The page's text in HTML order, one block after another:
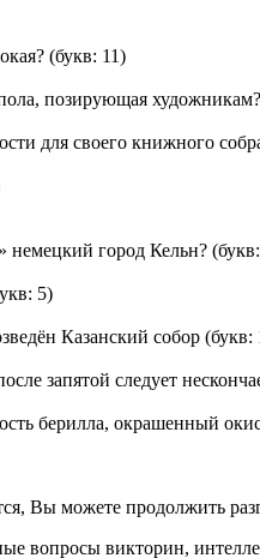
(букв: 11)
позирующая художникам?
для своего книжного
немецкий город Кельн?
5)
Казанский собор (букв:
запятой следует
берилла, окрашенный
Вы можете продолжить
вопросы викторин,